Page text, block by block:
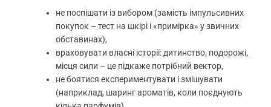
не поспішати із вибором (замість імпульсивних
покупок – тест на шкірі і «примірка» у звичних
обставинах),
враховувати власні історії: дитинство, подорожі,
місця сили – це підкаже потрібний вектор,
не боятися експериментувати і змішувати
(наприклад, шаринг ароматів, коли поєднують